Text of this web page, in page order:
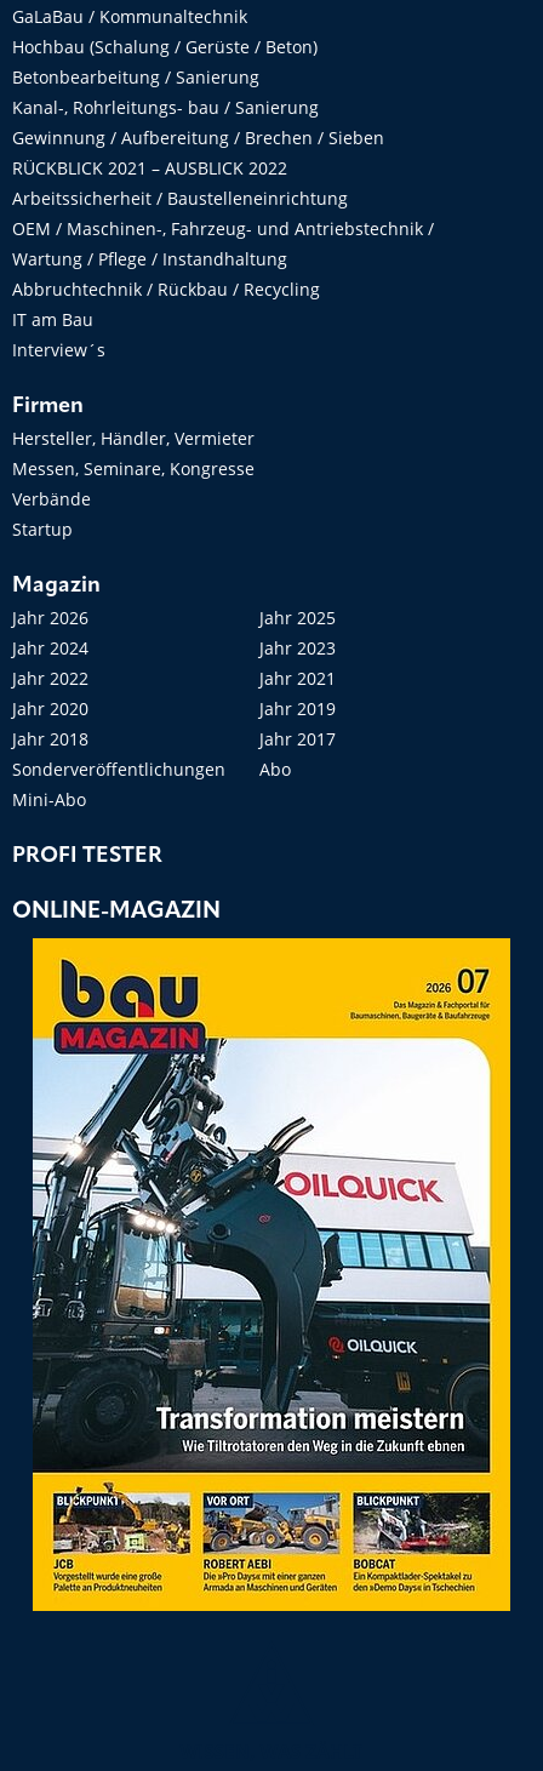
GaLaBau / Kommunaltechnik
Hochbau (Schalung / Gerüste / Beton)
Betonbearbeitung / Sanierung
Kanal-, Rohrleitungs- bau / Sanierung
Gewinnung / Aufbereitung / Brechen / Sieben
RÜCKBLICK 2021 – AUSBLICK 2022
Arbeitssicherheit / Baustelleneinrichtung
OEM / Maschinen-, Fahrzeug- und Antriebstechnik /
Wartung / Pflege / Instandhaltung
Abbruchtechnik / Rückbau / Recycling
IT am Bau
Interview´s
Firmen
Hersteller, Händler, Vermieter
Messen, Seminare, Kongresse
Verbände
Startup
Magazin
Jahr 2026
Jahr 2025
Jahr 2024
Jahr 2023
Jahr 2022
Jahr 2021
Jahr 2020
Jahr 2019
Jahr 2018
Jahr 2017
Sonderveröffentlichungen
Abo
Mini-Abo
PROFI TESTER
ONLINE-MAGAZIN